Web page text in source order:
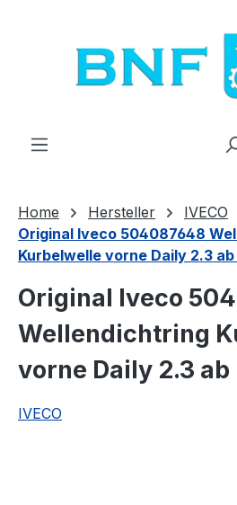
Home Hersteller
IVECO
Original Iveco 504087648
Kurbelwelle vorne Daily 2.3
Original Iveco
Wellendichtring
vorne Daily 2.3
IVECO